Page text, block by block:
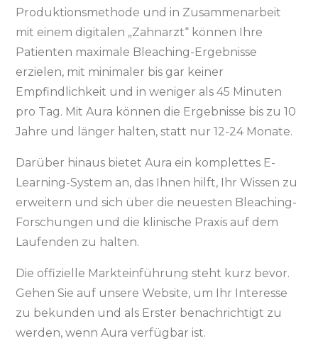
Produktionsmethode und in Zusammenarbeit
mit einem digitalen „Zahnarzt“ können Ihre
Patienten maximale Bleaching-Ergebnisse
erzielen, mit minimaler bis gar keiner
Empfindlichkeit und in weniger als 45 Minuten
pro Tag. Mit Aura können die Ergebnisse bis zu 10
Jahre und länger halten, statt nur 12-24 Monate.
Darüber hinaus bietet Aura ein komplettes E-
Learning-System an, das Ihnen hilft, Ihr Wissen zu
erweitern und sich über die neuesten Bleaching-
Forschungen und die klinische Praxis auf dem
Laufenden zu halten.
Die offizielle Markteinführung steht kurz bevor.
Gehen Sie auf unsere Website, um Ihr Interesse
zu bekunden und als Erster benachrichtigt zu
werden, wenn Aura verfügbar ist.